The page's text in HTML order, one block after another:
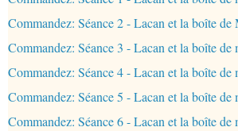
Commandez: Séance 2 - Lacan et la boîte de
Commandez: Séance 3 - Lacan et la boîte de
Commandez: Séance 4 - Lacan et la boîte de
Commandez: Séance 5 - Lacan et la boîte de
Commandez: Séance 6 - Lacan et la boîte de